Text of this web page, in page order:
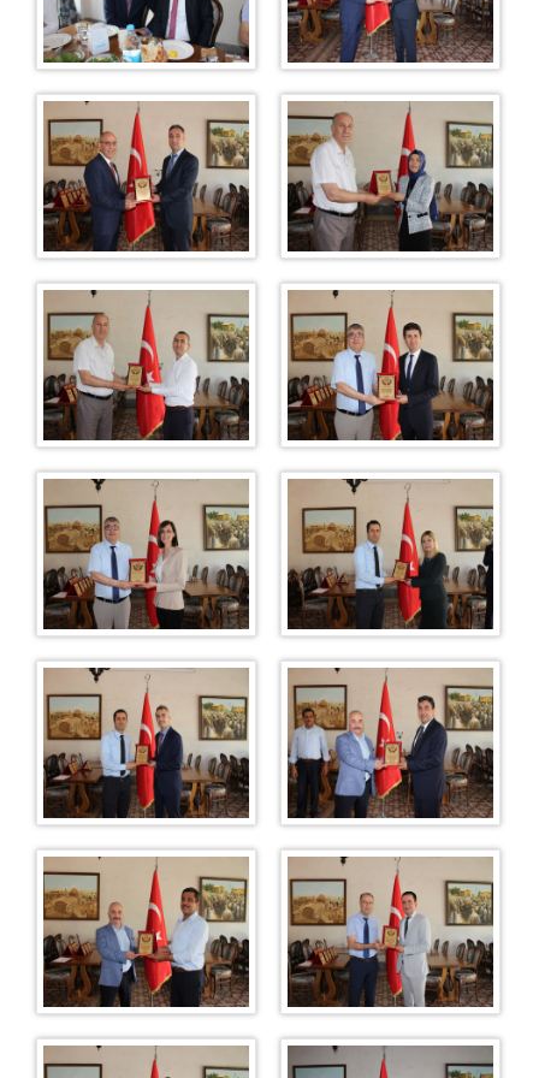
DAVA DAİRELERİ İŞ BÖLÜMÜ
BÖLGE İDARE MAHKEMELERİ KARARLARI ARASINDAKİ
AYKIRILIĞIN GİDERİLMESİ HAKKINDA DANIŞTAY
KARARLARI
İDDK
VDDK
BÖLGE İDARE MAHKEMELERİ KARARLARI ARASINDAKİ
AYKIRILIĞIN GİDERİLMESİ HAKKINDA KARAR
BÜLTENLERİ
BİM İÇTİHAT PAYLAŞIMI VE DEĞERLENDİRME
TOPLANTILARI
DAVA DAİRELERİ İŞ BÖLÜMÜ
BAŞKANLAR KURULU KARARLARI
İÇTİHADI BİRLEŞTİRME TALEBİ
BAŞKANLIK TALEBİ
DAVA DAİRESİ TALEBİ
BAŞKANLAR KURULU RESEN
TARAFLARIN TALEBİ
İŞ BÖLÜMÜ İSTATİSLİKLERİ
İSTİNAF DAİRELERİ
İLK DERECE MAHKEMELERİ
FAALİYET RAPORLARI
2025 YILI FAALİYET RAPORU
2024 YILI FAALİYET RAPORU
2023 YILI FAALİYET RAPORU
DURUŞMA SALONU GÜN LİSTESİ
2025 Duruşma Salonu Gün Listesi
ETKİNLİKLERİMİZ
EĞİTİM ÇALIŞMALARIMIZ
ETKİNLİK FAALİYETİMİZ
BASINDA MAHKEMEMİZ
İLETİŞİM